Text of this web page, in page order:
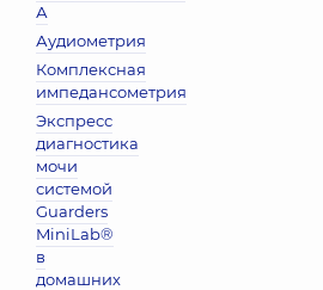
А
Аудиометрия
Комплексная
импедансометрия
Экспресс
диагностика
мочи
системой
Guarders
MiniLab®
в
домашних